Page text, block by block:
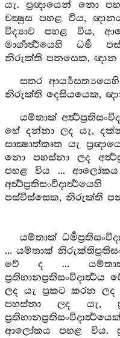
යැ. ප්‍රඥායෙන් නො
චක්‍ෂුස පහළ විය,
විද්‍යාව පහළ විය,
මාර්‍ගාර්‍ත්‍ථයෙහි ධර්‍ම
නිරුක්ති පනසෙක, ඥාන
සතර
නිරුක්ති දෙසියයෙක,
යම්තාක්
හේ දන්නා ලද යැ,
සාක්‍ෂාත්කෘත යැ
නො පහස්නා ලද
පහළ විය ... ආලෝකය
පස්විස්සෙක, නිරුක්ති
යම්තාක්
... යම්තාක්
වේ ද ... යම්තාක්
ලද යැ ප්‍රකට කරන ලද
පහස්නා ලද යැ,
ආලෝකය පහළ විය.